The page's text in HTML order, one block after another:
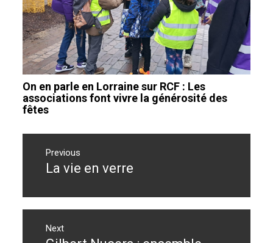
On en parle en Lorraine sur RCF : Les
associations font vivre la générosité des
fêtes
Navigation
l’article
Previous
Previous
La vie en verre
Next